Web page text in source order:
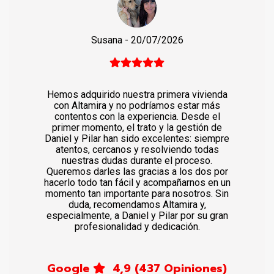
Susana - 20/07/2026
Hemos adquirido nuestra primera vivienda
con Altamira y no podríamos estar más
contentos con la experiencia. Desde el
primer momento, el trato y la gestión de
Daniel y Pilar han sido excelentes: siempre
atentos, cercanos y resolviendo todas
nuestras dudas durante el proceso.
Queremos darles las gracias a los dos por
hacerlo todo tan fácil y acompañarnos en un
momento tan importante para nosotros. Sin
duda, recomendamos Altamira y,
especialmente, a Daniel y Pilar por su gran
profesionalidad y dedicación.
Google 4,9 (437 Opiniones)